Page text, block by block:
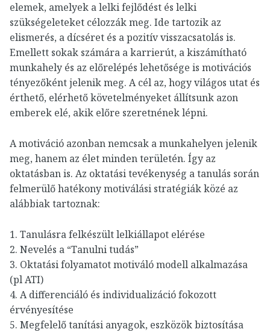
elemek, amelyek a lelki fejlődést és lelki
szükségeleteket célozzák meg. Ide tartozik az
elismerés, a dícséret és a pozitív visszacsatolás is.
Emellett sokak számára a karrierút, a kiszámítható
munkahely és az előrelépés lehetősége is motivációs
tényezőként jelenik meg. A cél az, hogy világos utat és
érthető, elérhető követelményeket állítsunk azon
emberek elé, akik előre szeretnének lépni.
A motiváció azonban nemcsak a munkahelyen jelenik
meg, hanem az élet minden területén. Így az
oktatásban is. Az oktatási tevékenység a tanulás során
felmerülő hatékony motiválási stratégiák közé az
alábbiak tartoznak:
1. Tanulásra felkészült lelkiállapot elérése
2. Nevelés a “Tanulni tudás”
3. Oktatási folyamatot motiváló modell alkalmazása
(pl ATI)
4. A differenciáló és individualizáció fokozott
érvényesítése
5. Megfelelő tanítási anyagok, eszközök biztosítása